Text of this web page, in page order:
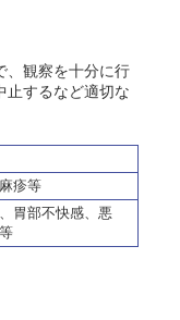
、観察を十分に行
止するなど適切な
疹等
胃部不快感、悪